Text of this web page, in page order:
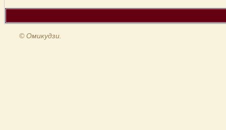
© Омикудзи.